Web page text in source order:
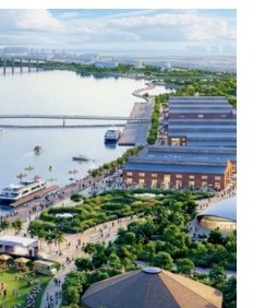
án được kỳ vọng tạo động lực
phát triển và nâng cao năng
cả nước.